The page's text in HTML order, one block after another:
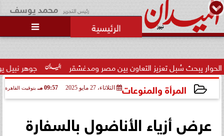
رئيس التحرير محمد يوسف

جوهر نبيل يهنئ لاعبي المنتخب بين مصر ومدغشقر
المرأة والمنوعات الثلاثاء، 27 مايو 2025 09:57 مـ بتوقيت القاهرة
عرض أزياء الأناضول بالسفارة